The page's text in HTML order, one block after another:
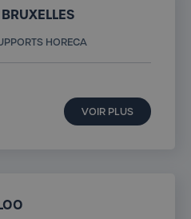
HORECA
VOIR PLUS